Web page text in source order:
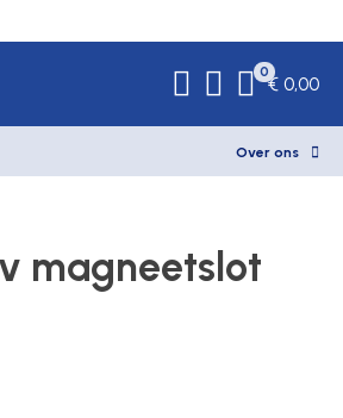
0
€ 0,00
Over ons
magneetslot